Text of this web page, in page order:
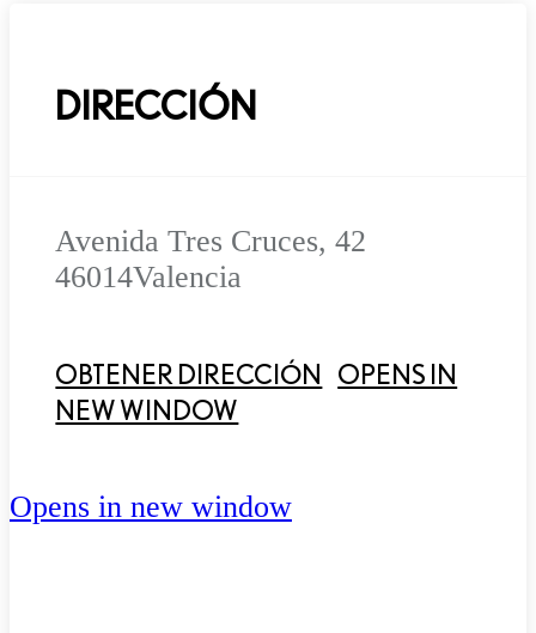
DIRECCIÓN
Avenida Tres Cruces, 42
46014Valencia
OBTENER DIRECCIÓN OPENS IN
NEW WINDOW
Opens in new window